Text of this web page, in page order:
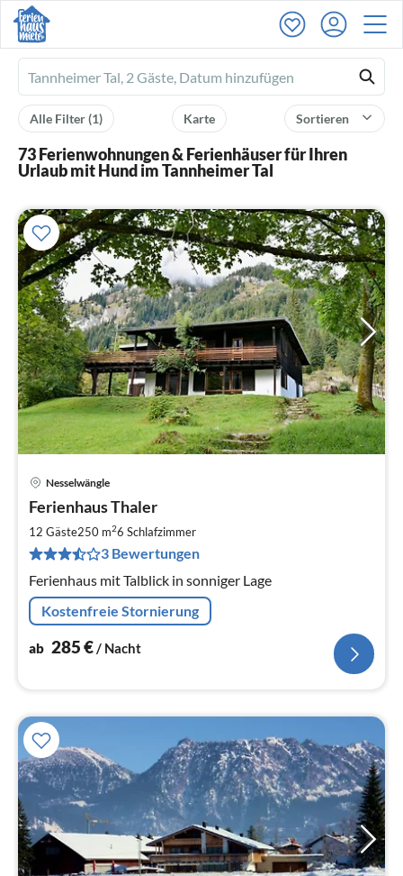
Ferienhausmiete
logo
Sortieren
Karte
Alle Filter(1)
73 Ferienwohnungen & Ferienhäuser für Ihren
Urlaub mit Hund im Tannheimer Tal
Nesselwängle
Ferienhaus Thaler
12 Gäste250 m26 Schlafzimmer
3 Bewertungen
Ferienhaus mit Talblick in sonniger Lage
Kostenfreie Stornierung
ab 285€/ Nacht